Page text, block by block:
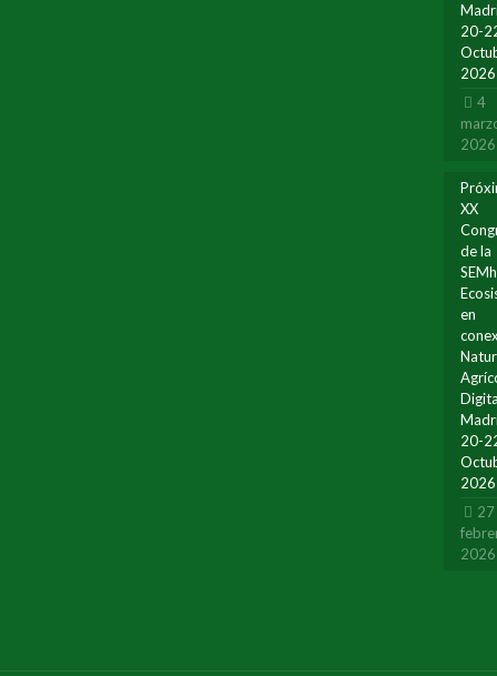
20-
2026
4
2026
XX
de la
en
20-
2026
27
2026